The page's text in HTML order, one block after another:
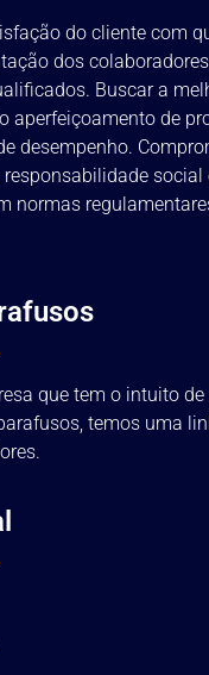
do cliente com
dos
Buscar a
aperfeiçoamento de
desempenho.
normas
que tem o intuito
temos uma